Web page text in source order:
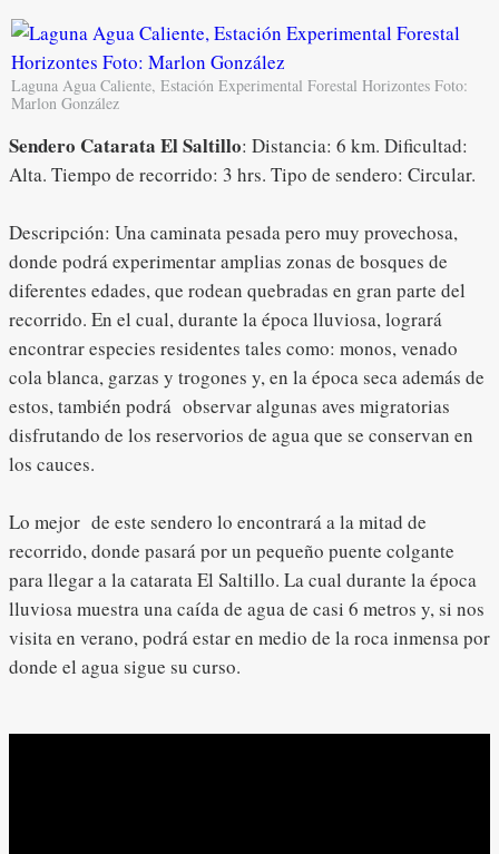
Laguna Agua Caliente, Estación Experimental Forestal Horizontes Foto:
Marlon González
Sendero Catarata El Saltillo: Distancia: 6 km. Dificultad:
Alta. Tiempo de recorrido: 3 hrs. Tipo de sendero: Circular.
Descripción: Una caminata pesada pero muy provechosa,
donde podrá experimentar amplias zonas de bosques de
diferentes edades, que rodean quebradas en gran parte del
recorrido. En el cual, durante la época lluviosa, logrará
encontrar especies residentes tales como: monos, venado
cola blanca, garzas y trogones y, en la época seca además de
estos, también podrá observar algunas aves migratorias
disfrutando de los reservorios de agua que se conservan en
los cauces.
Lo mejor de este sendero lo encontrará a la mitad de
recorrido, donde pasará por un pequeño puente colgante
para llegar a la catarata El Saltillo. La cual durante la época
lluviosa muestra una caída de agua de casi 6 metros y, si nos
visita en verano, podrá estar en medio de la roca inmensa por
donde el agua sigue su curso.